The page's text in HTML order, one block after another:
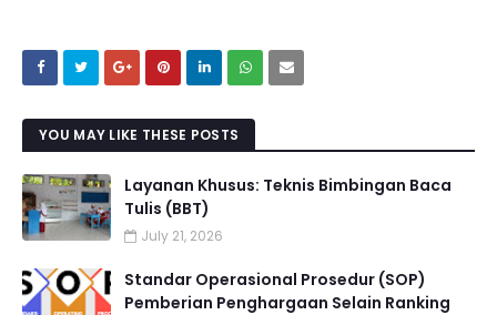
YOU MAY LIKE THESE POSTS
Layanan Khusus: Teknis Bimbingan Baca
Tulis (BBT)
July 21, 2026
Standar Operasional Prosedur (SOP)
Pemberian Penghargaan Selain Ranking